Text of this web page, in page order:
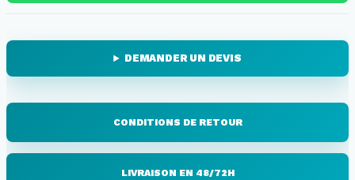
DEMANDER UN DEVIS
CONDITIONS DE RETOUR
LIVRAISON EN 48/72H